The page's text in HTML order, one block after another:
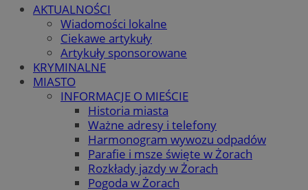
AKTUALNOŚCI
Wiadomości lokalne
Ciekawe artykuły
Artykuły sponsorowane
KRYMINALNE
MIASTO
INFORMACJE O MIEŚCIE
Historia miasta
Ważne adresy i telefony
Harmonogram wywozu odpadów
Parafie i msze święte w Żorach
Rozkłady jazdy w Żorach
Pogoda w Żorach